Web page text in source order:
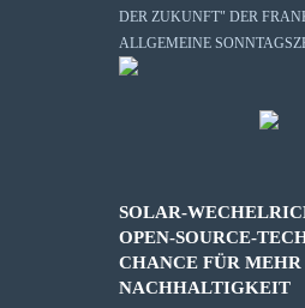
DER ZUKUNFT" DER
ALLGEMEINE
SOLAR-
OPEN-SOURCE-
CHANCE FÜR MEHR
NACHHALTIGKEIT